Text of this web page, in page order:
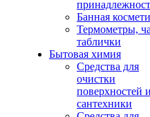
Банная
Термометры,
таблички
Бытовая химия
Средства для
очистки
поверхностей
сантехники